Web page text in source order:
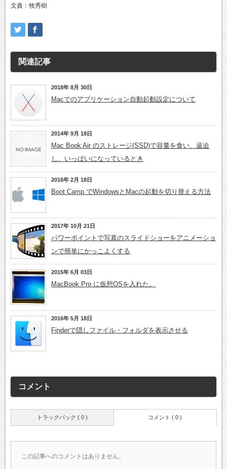
文責：牧秀樹
関連記事
2018年 8月 30日
Macでのアプリケーション自動起動設定について
2014年 9月 18日
Mac Book Air のストレージ(SSD)で容量を食い、逼迫
し、いっぱいになっているとき
2016年 2月 18日
Boot Camp でWindowsとMacの起動を切り替える方法
2017年 10月 21日
パワーポイントで写真のスライドショーをアニメーショ
ンで簡単にかっこよくする
2015年 6月 03日
MacBook Pro に仮想OSを入れた。
2016年 5月 18日
Finderで隠しファイル・フォルダを表示させる
コメント
トラックバック ( 0 ) コメント ( 0 )
この記事へのコメントはありません。